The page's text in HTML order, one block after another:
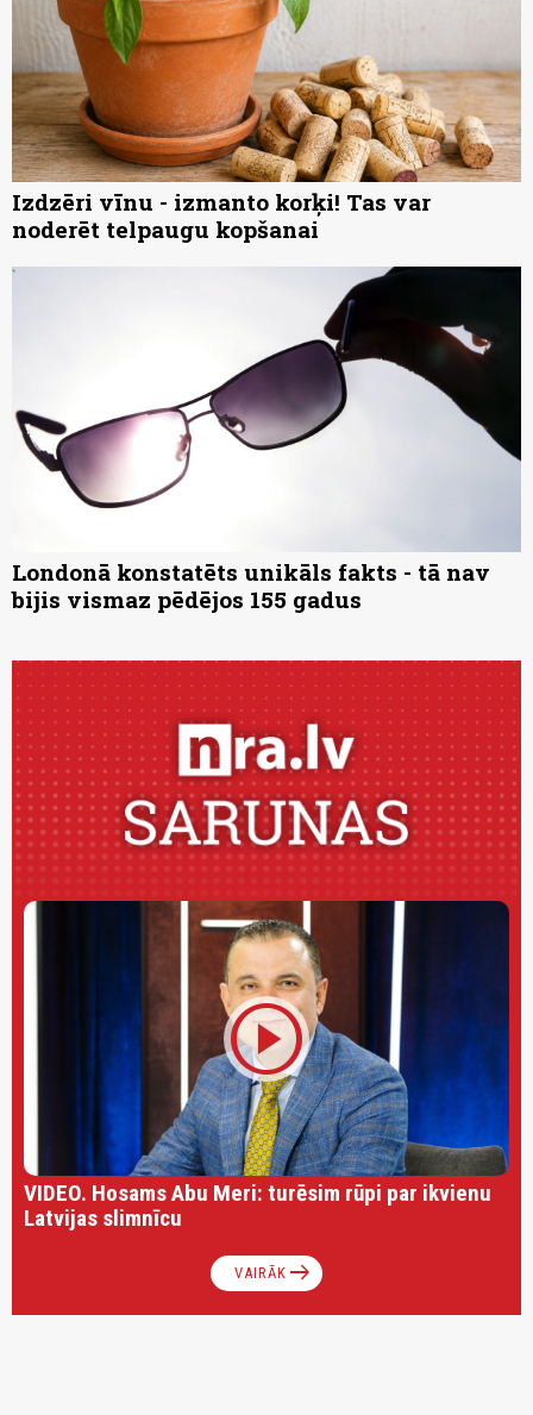
Izdzēri vīnu - izmanto korķi! Tas var
noderēt telpaugu kopšanai
Londonā konstatēts unikāls fakts - tā nav
bijis vismaz pēdējos 155 gadus
play_circle
VIDEO. Hosams Abu Meri: turēsim rūpi par ikvienu
Latvijas slimnīcu
VAIRĀK arrow_right_alt